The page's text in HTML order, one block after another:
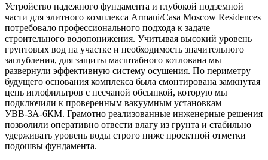
Устройство надежного фундамента и глубокой подземной
части для элитного комплекса Armani/Casa Moscow Residences
потребовало профессионального подхода к задаче
строительного водопонижения. Учитывая высокий уровень
грунтовых вод на участке и необходимость значительного
заглубления, для защиты масштабного котлована мы
развернули эффективную систему осушения. По периметру
будущего основания комплекса была смонтирована замкнутая
цепь иглофильтров с песчаной обсыпкой, которую мы
подключили к проверенным вакуумным установкам
УВВ-3А-6КМ. Грамотно реализованные инженерные решения
позволили оперативно отвести влагу из грунта и стабильно
удерживать уровень воды строго ниже проектной отметки
подошвы фундамента.